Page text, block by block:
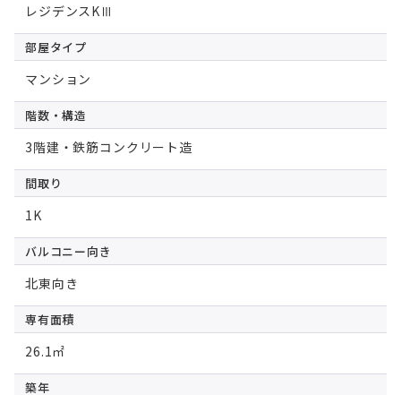
レジデンスKⅢ
部屋タイプ
マンション
階数・構造
3階建・鉄筋コンクリート造
間取り
1K
バルコニー向き
北東向き
専有面積
26.1㎡
築年